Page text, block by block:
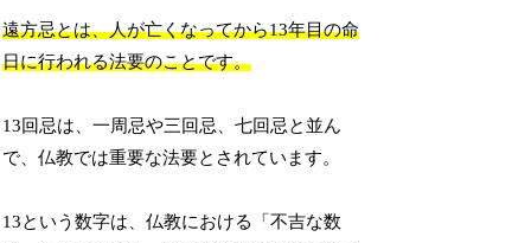
遠方忌とは、人が亡くなってから13年目の命
日に行われる法要のことです。
13回忌は、一周忌や三回忌、七回忌と並ん
で、仏教では重要な法要とされています。
13という数字は、仏教における「不吉な数